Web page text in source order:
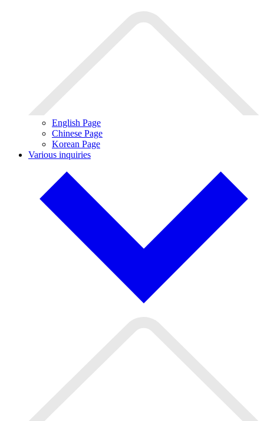
English Page
Chinese Page
Korean Page
Various inquiries